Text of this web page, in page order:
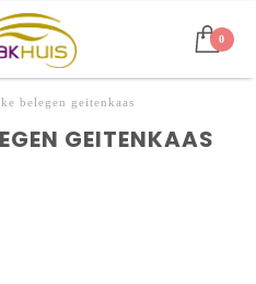
0
belegen geitenkaas
GEITENKAAS